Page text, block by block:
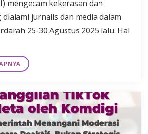
mengecam kekerasan dan
jurnalis dan media dalam
25-30 Agustus 2025 lalu. Hal